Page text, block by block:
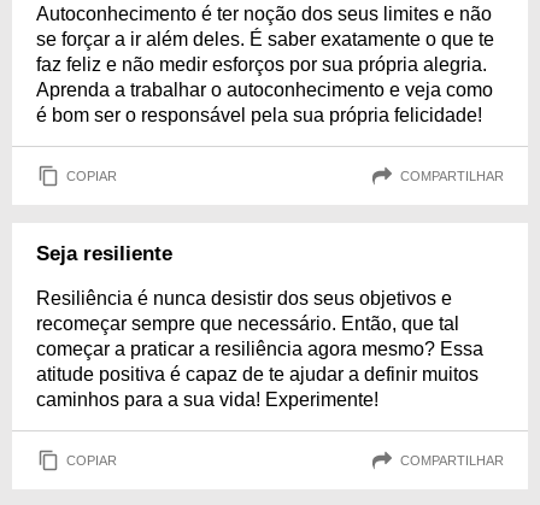
Autoconhecimento é ter noção dos seus limites e não
se forçar a ir além deles. É saber exatamente o que te
faz feliz e não medir esforços por sua própria alegria.
Aprenda a trabalhar o autoconhecimento e veja como
é bom ser o responsável pela sua própria felicidade!
COPIAR COMPARTILHAR
Seja resiliente
Resiliência é nunca desistir dos seus objetivos e
recomeçar sempre que necessário. Então, que tal
começar a praticar a resiliência agora mesmo? Essa
atitude positiva é capaz de te ajudar a definir muitos
caminhos para a sua vida! Experimente!
COPIAR COMPARTILHAR